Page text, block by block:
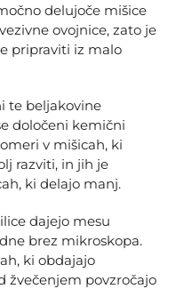
delujoče mišice
ovojnice, zato je
pripraviti iz malo
te beljakovine
določeni kemični
v mišicah, ki
razviti, in jih je
ki delajo manj.
dajejo mesu
brez mikroskopa.
ki obdajajo
žvečenjem povzročajo